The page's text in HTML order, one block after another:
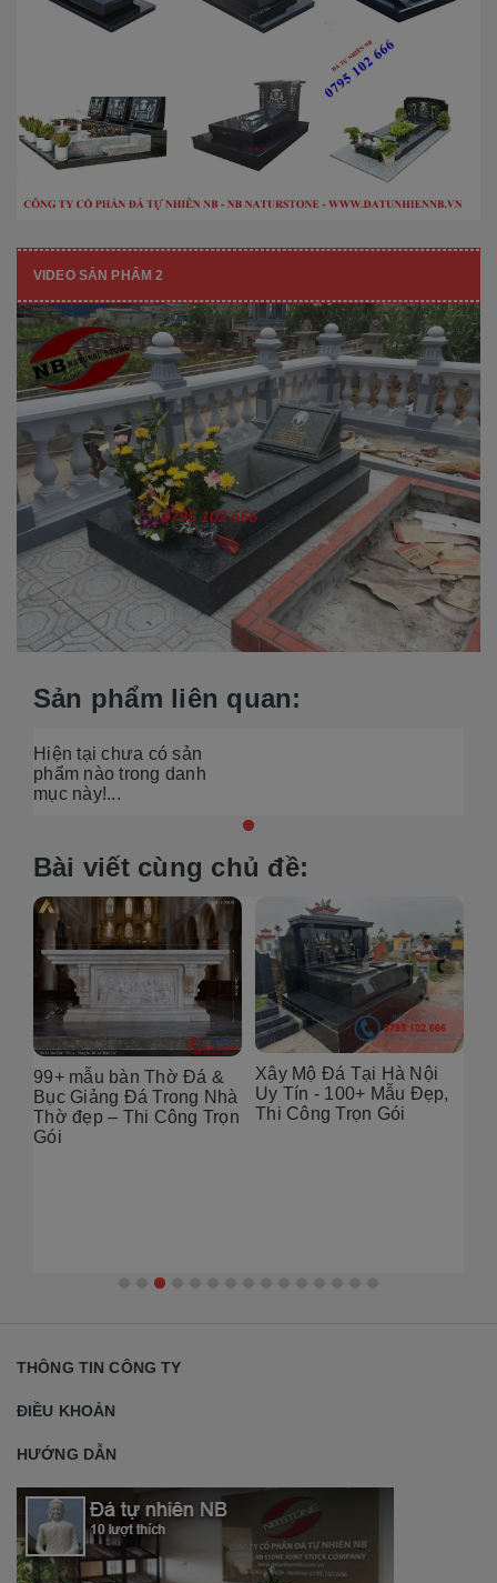
VIDEO SẢN PHẨM 2
Sản phẩm liên quan:
Hiện tại chưa có sản
phẩm nào trong danh
mục này!...
Bài viết cùng chủ đề:
99+ mẫu bàn Thờ Đá &
Bục Giảng Đá Trong Nhà
Thờ đẹp – Thi Công Trọn
Gói
Xây Mộ Đá Tại Hà Nội
Uy Tín - 100+ Mẫu Đẹp,
Thi Công Trọn Gói
THÔNG TIN CÔNG TY
ĐIỀU KHOẢN
HƯỚNG DẪN